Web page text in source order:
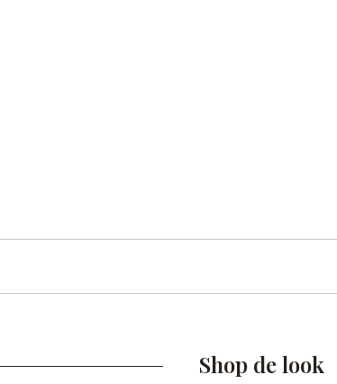
Shop de look